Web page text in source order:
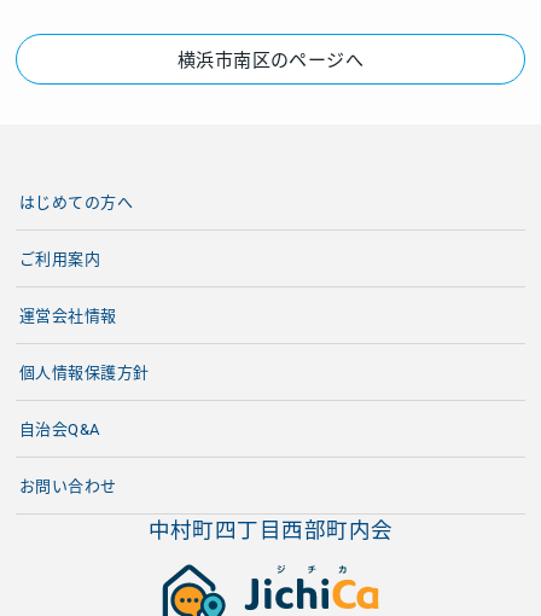
横浜市南区のページへ
中村町四丁目西部町内会
はじめての方へ
ご利用案内
運営会社情報
個人情報保護方針
自治会Q&A
お問い合わせ